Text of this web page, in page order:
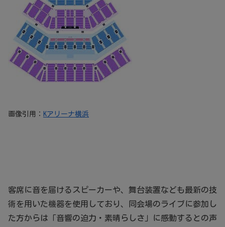
画像引用： Kアリーナ横浜
客席に音を届けるスピーカーや、舞台装置なども最新の技
術を用いた機器を使用しており、同会場のライブに参加し
た方からは「音響の迫力・素晴らしさ」に感動するとの声